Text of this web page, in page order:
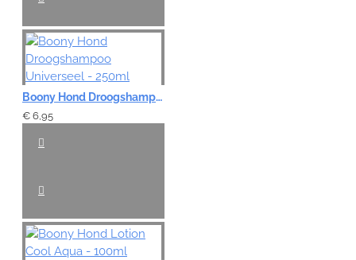
Boony Hond Droogshampoo Universeel - 250ml
€ 6,95